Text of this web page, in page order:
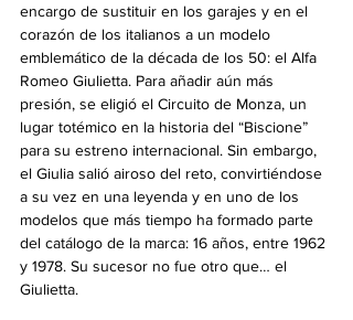
encargo de sustituir en los garajes y en el
corazón de los italianos a un modelo
emblemático de la década de los 50: el Alfa
Romeo Giulietta. Para añadir aún más
presión, se eligió el Circuito de Monza, un
lugar totémico en la historia del “Biscione”
para su estreno internacional. Sin embargo,
el Giulia salió airoso del reto, convirtiéndose
a su vez en una leyenda y en uno de los
modelos que más tiempo ha formado parte
del catálogo de la marca: 16 años, entre 1962
y 1978. Su sucesor no fue otro que… el
Giulietta.